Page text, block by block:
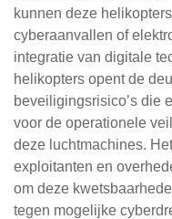
kunnen deze
cyberaanvallen of
integratie van digitale
helikopters opent de
beveiligingsrisico’s die
voor de operationele
deze luchtmachines.
exploitanten en
om deze
tegen mogelijke